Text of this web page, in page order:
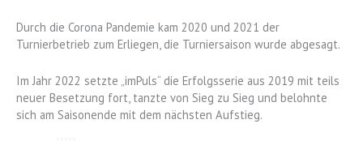
Durch die Corona Pandemie kam 2020 und 2021 der
Turnierbetrieb zum Erliegen, die Turniersaison wurde abgesagt.
Im Jahr 2022 setzte „imPuls“ die Erfolgsserie aus 2019 mit teils
neuer Besetzung fort, tanzte von Sieg zu Sieg und belohnte
sich am Saisonende mit dem nächsten Aufstieg.